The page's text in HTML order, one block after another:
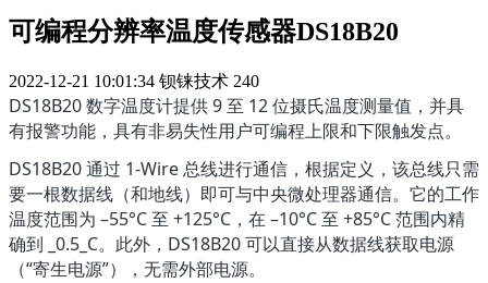
可编程分辨率温度传感器DS18B20
2022-12-21 10:01:34 钡铼技术 240
DS18B20 数字温度计提供 9 至 12 位摄氏温度测量值，并具
有报警功能，具有非易失性用户可编程上限和下限触发点。
DS18B20 通过 1-Wire 总线进行通信，根据定义，该总线只需
要一根数据线（和地线）即可与中央微处理器通信。它的工作
温度范围为 –55°C 至 +125°C，在 –10°C 至 +85°C 范围内精
确到 _0.5_C。此外，DS18B20 可以直接从数据线获取电源
（“寄生电源”），无需外部电源。